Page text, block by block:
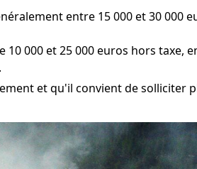
entre 15 000 et 30 000
10 000 et 25 000 euros hors taxe,
et qu'il convient de solliciter